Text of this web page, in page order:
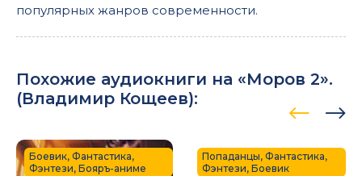
популярных жанров современности.
Похожие аудиокниги на «Моров 2».
(Владимир Кощеев):
Боевик, Фантастика,
Фэнтези, Бояръ-аниме
Попаданцы, Фантастика,
Фэнтези, Боевик